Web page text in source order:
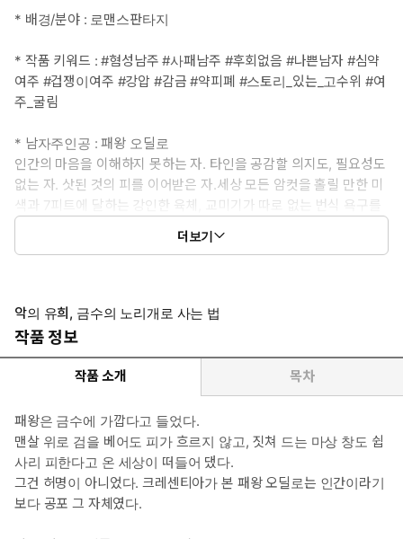
* 배경/분야 : 로맨스판타지
* 작품 키워드 : #혐성남주 #사패남주 #후회없음 #나쁜남자 #심약
여주 #겁쟁이여주 #강압 #감금 #약피폐 #스토리_있는_고수위 #여
주_굴림
* 남자주인공 : 패왕 오딜로
인간의 마음을 이해하지 못하는 자. 타인을 공감할 의지도, 필요성도
없는 자. 삿된 것의 피를 이어받은 자.세상 모든 암컷을 홀릴 만한 미
색과 7피트에 달하는 강인한 육체, 교미기가 따로 없는 번식 욕구를
대 에코스 왕국의 패왕이자 지배자이지만 통치라는 건 제 영역을 돌
* 여자주인공 : 크레센티아 (티아)
두려움 많고 의지박약인 데다가 잔병치레마저 잦은 왕녀. 오딜로
의 별스러운 취향에 따르면 짓밟는 맛이 있는 외모를 지녔다.
왕가의 모든 가족과 친인척이 말살되는 장면을 눈앞에서 목격한
이후, 소원이라고는 오로지 목숨을 부지하는 것이 되었다.오딜로
에게 안긴 첫날 밤이 가장 큰 생사의 갈림길인 줄 알았더니 다음
날과 또 그다음 날에는 더욱 처참하게 몸이 갈려 나가는 잠자리
를 경험한다.
* 공감 글귀 : “사흘 버티면 살려 주겠다.”
더보기
악의 유희, 금수의 노리개로 사는 법
작품 정보
작품 소개 목차
패왕은 금수에 가깝다고 들었다.
맨살 위로 검을 베어도 피가 흐르지 않고, 짓쳐 드는 마상 창도 쉽
사리 피한다고 온 세상이 떠들어 댔다.
그건 허명이 아니었다. 크레센티아가 본 패왕 오딜로는 인간이라기
보다 공포 그 자체였다.